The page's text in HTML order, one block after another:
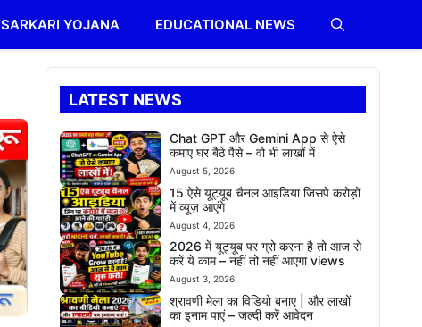
SARKARI YOJANA EDUCATIONAL NEWS
LATEST NEWS
Chat GPT और Gemini App से ऐसे
कमाए घर बैठे पैसे – वो भी लाखों में
August 5, 2026
15 ऐसे यूट्यूब चैनल आइडिया जिसपे करोड़ों
में व्यूज़ आएंगे
August 4, 2026
2026 में यूट्यूब पर ग्रो करना है तो आज से
करें ये काम – नहीं तो नहीं आएगा views
August 3, 2026
श्रावणी मेला का विडियो बनाए | और लाखों
का इनाम पाएं – जल्दी करें आवेदन